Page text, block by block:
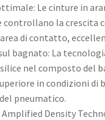
Le cinture in
controllano la crescita
di contatto,
bagnato: La
nel composto del
in condizioni di
pneumatico.
Amplified Density